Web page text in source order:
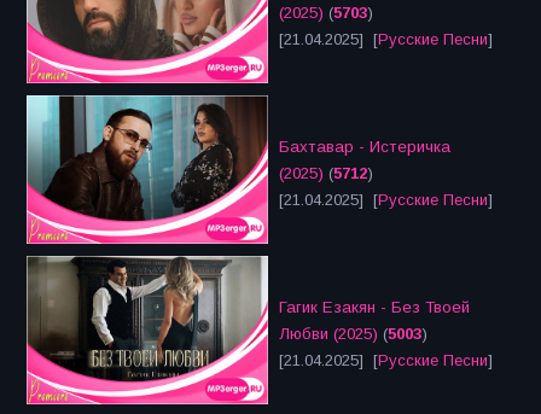
(2025) (5703)
[21.04.2025] [Русские Песни]
Бахтавар - Истеричка
(2025) (5712)
[21.04.2025] [Русские Песни]
Гагик Езакян - Без Твоей
Любви (2025) (5003)
[21.04.2025] [Русские Песни]